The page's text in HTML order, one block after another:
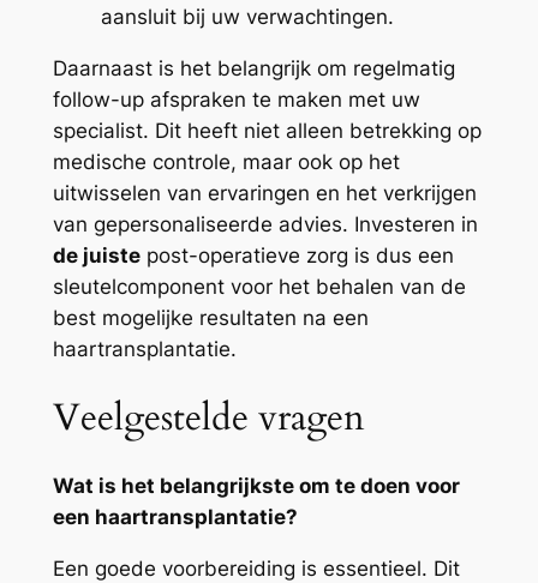
aansluit bij uw verwachtingen.
Daarnaast is het belangrijk om regelmatig
follow-up afspraken te maken met uw
specialist. Dit heeft niet alleen betrekking op
medische controle, maar ook op het
uitwisselen van ervaringen en het verkrijgen
van gepersonaliseerde advies. Investeren in
de juistepost-operatieve zorg is dus een
sleutelcomponent voor het behalen van de
best mogelijke resultaten na een
haartransplantatie.
Veelgestelde vragen
Wat is het belangrijkste om te doen voor
een haartransplantatie?
Een goede voorbereiding is essentieel. Dit